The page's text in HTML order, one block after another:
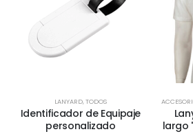
LANYARD,TODOS
Identificador de Equipaje
personalizado
largo